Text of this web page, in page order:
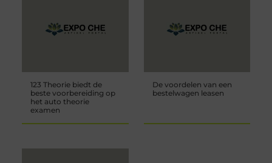
123 Theorie biedt de
beste voorbereiding op
het auto theorie
examen
De voordelen van een
bestelwagen leasen